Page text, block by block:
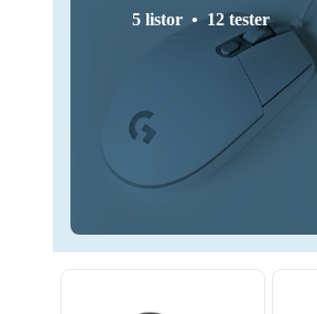
5 listor 12 tester